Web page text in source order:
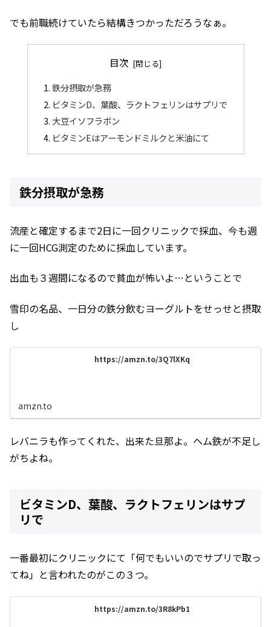
でも前職続けていたら結構きつかっただろうなぁ。
目次
鉄分摂取が急務
ビタミンD、葉酸、ラクトフェリンはサプリで
大豆イソフラボン
ビタミンEはアーモンドミルクと米油にて
鉄分摂取が急務
流産と確定するまで2日に一回クリニックで採血、今も週
に一回HCG測定のために採血しています。
出血も３週間になるので貧血が怖いよ…ということで
雪印の名品、一日分の鉄分飲むヨーグルトをせっせと摂取
し
https://amzn.to/3Q7lXKq
amzn.to
レバニラも作ってくれた、出来た旦那よ。ヘム鉄が不足し
がちよね。
ビタミンD、葉酸、ラクトフェリンはサプ
リで
一番最初にクリニックにて「何でもいいのでサプリで取っ
てね」と言われたのがこの３つ。
https://amzn.to/3R8kPb1